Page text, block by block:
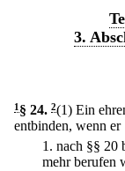
3.
1 § 24. 2(1) Ein
entbinden, wenn er
1. nach §§ 20
mehr berufen